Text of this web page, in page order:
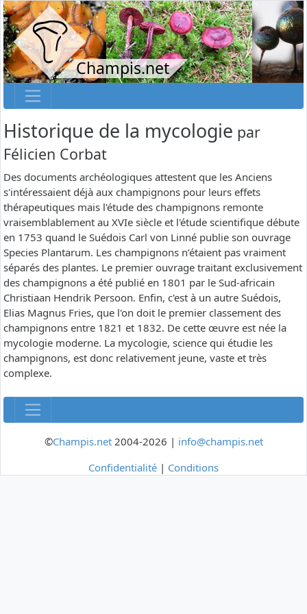
Champis.net
Historique de la mycologie par
Félicien Corbat
Des documents archéologiques attestent que les Anciens
s'intéressaient déjà aux champignons pour leurs effets
thérapeutiques mais l'étude des champignons remonte
vraisemblablement au XVIe siècle et l'étude scientifique débute
en 1753 quand le Suédois Carl von Linné publie son ouvrage
Species Plantarum. Les champignons n’étaient pas vraiment
séparés des plantes. Le premier ouvrage traitant exclusivement
des champignons a été publié en 1801 par le Sud-africain
Christiaan Hendrik Persoon. Enfin, c'est à un autre Suédois,
Elias Magnus Fries, que l'on doit le premier classement des
champignons entre 1821 et 1832. De cette œuvre est née la
mycologie moderne. La mycologie, science qui étudie les
champignons, est donc relativement jeune, vaste et très
complexe.
©Champis.net2004-2026 | info@champis.net
Confidentialité | Conditions